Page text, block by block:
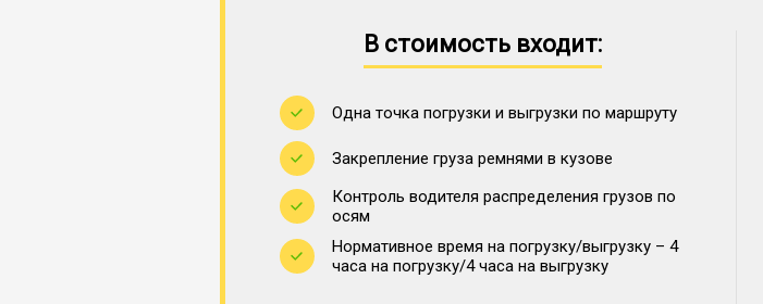
В стоимость входит:
Одна точка погрузки и выгрузки по маршруту
Закрепление груза ремнями в кузове
Контроль водителя распределения грузов по
осям
Нормативное время на погрузку/выгрузку – 4
часа на погрузку/4 часа на выгрузку